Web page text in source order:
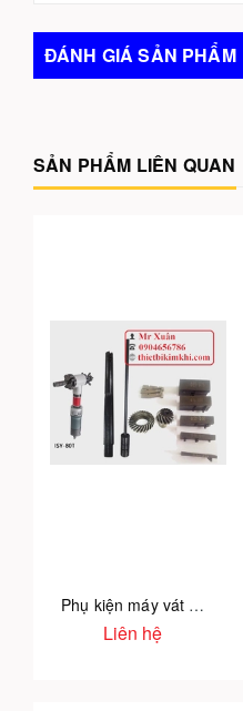
ĐÁNH GIÁ SẢN PHẨM
SẢN PHẨM LIÊN QUAN
Phụ kiện máy vát mép ống
Liên hệ